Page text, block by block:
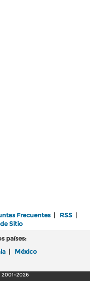
Frecuentes | RSS |
Sitio
países:
| México
2026